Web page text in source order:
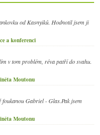
od Kasnyiků. Hodnotil jsem ji
a konferenci
v tom problém, réva patří do svahu.
Moutonu
Gabriel - Glas.Pak jsem
Moutonu